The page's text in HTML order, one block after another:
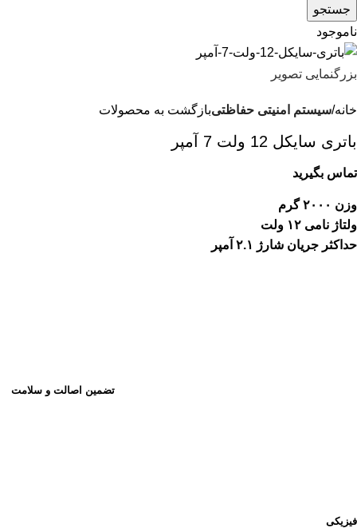
جستجو
ناموجود
بزرگنمایی تصویر
خانه سیستم امنیتی حفاظتیبازگشت به محصولات
باتری سایکل 12 ولت 7 آمپر
تماس بگیرید
وزن ۲۰۰۰ گرم
ولتاژ نامی ۱۲ ولت
حداکثر جریان شارژ ۲.۱ آمپر
تضمین اصالت و سلامت
فیزیکی